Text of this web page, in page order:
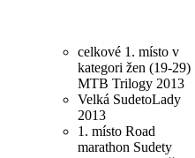
celkové 1. místo v
kategori žen (19-29)
MTB Trilogy 2013
Velká SudetoLady
2013
1. místo Road
marathon Sudety